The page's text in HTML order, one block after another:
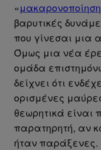
«μακαρονοποίηση
βαρυτικές
που γίνεσαι μια
Όμως μια νέα
ομάδα
δείχνει ότι
ορισμένες
θεωρητικά είναι
παρατηρητή, αν
ήταν παράξενες.